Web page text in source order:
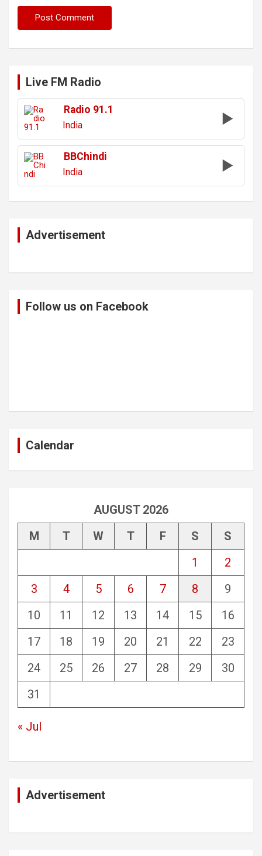
Live FM Radio
Radio 91.1
India
BBChindi
India
Advertisement
Follow us on Facebook
Calendar
AUGUST 2026
M
T W T F S
S
1
2
3
4 5 6 7 8
9
10
11 12 13 14 15
16
17
18 19 20 21 22
23
24
25 26 27 28 29
30
31
« Jul
Advertisement